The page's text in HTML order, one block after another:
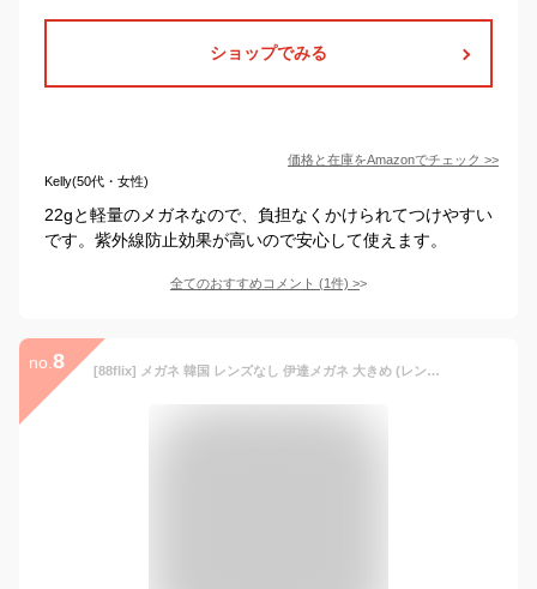
ショップでみる
価格と在庫をAmazonでチェック >>
Kelly(50代・女性)
22gと軽量のメガネなので、負担なくかけられてつけやすい
です。紫外線防止効果が高いので安心して使えます。
全てのおすすめコメント (1件) >
no. 8 [88flix] メガネ 韓国 レンズなし 伊達メガネ 大きめ (レンズ無し)